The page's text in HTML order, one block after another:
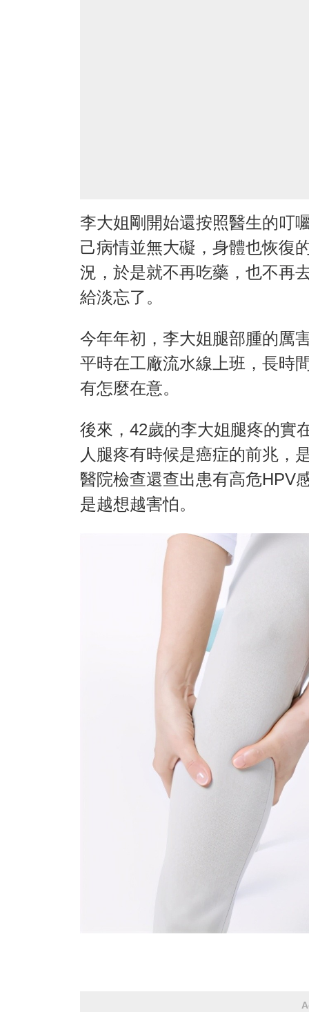
李大姐剛開始還按照醫生的叮
己病情並無大礙，身體也恢復
況，於是就不再吃藥，也不再
給淡忘了。
今年年初，李大姐腿部腫的厲
平時在工廠流水線上班，長時
有怎麼在意。
後來，42歲的李大姐腿疼的實
人腿疼有時候是癌症的前兆，
醫院檢查還查出患有高危HPV
是越想越害怕。